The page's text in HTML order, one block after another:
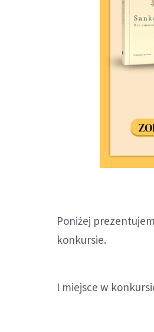
Poniżej
konkursie.
I miejsce w